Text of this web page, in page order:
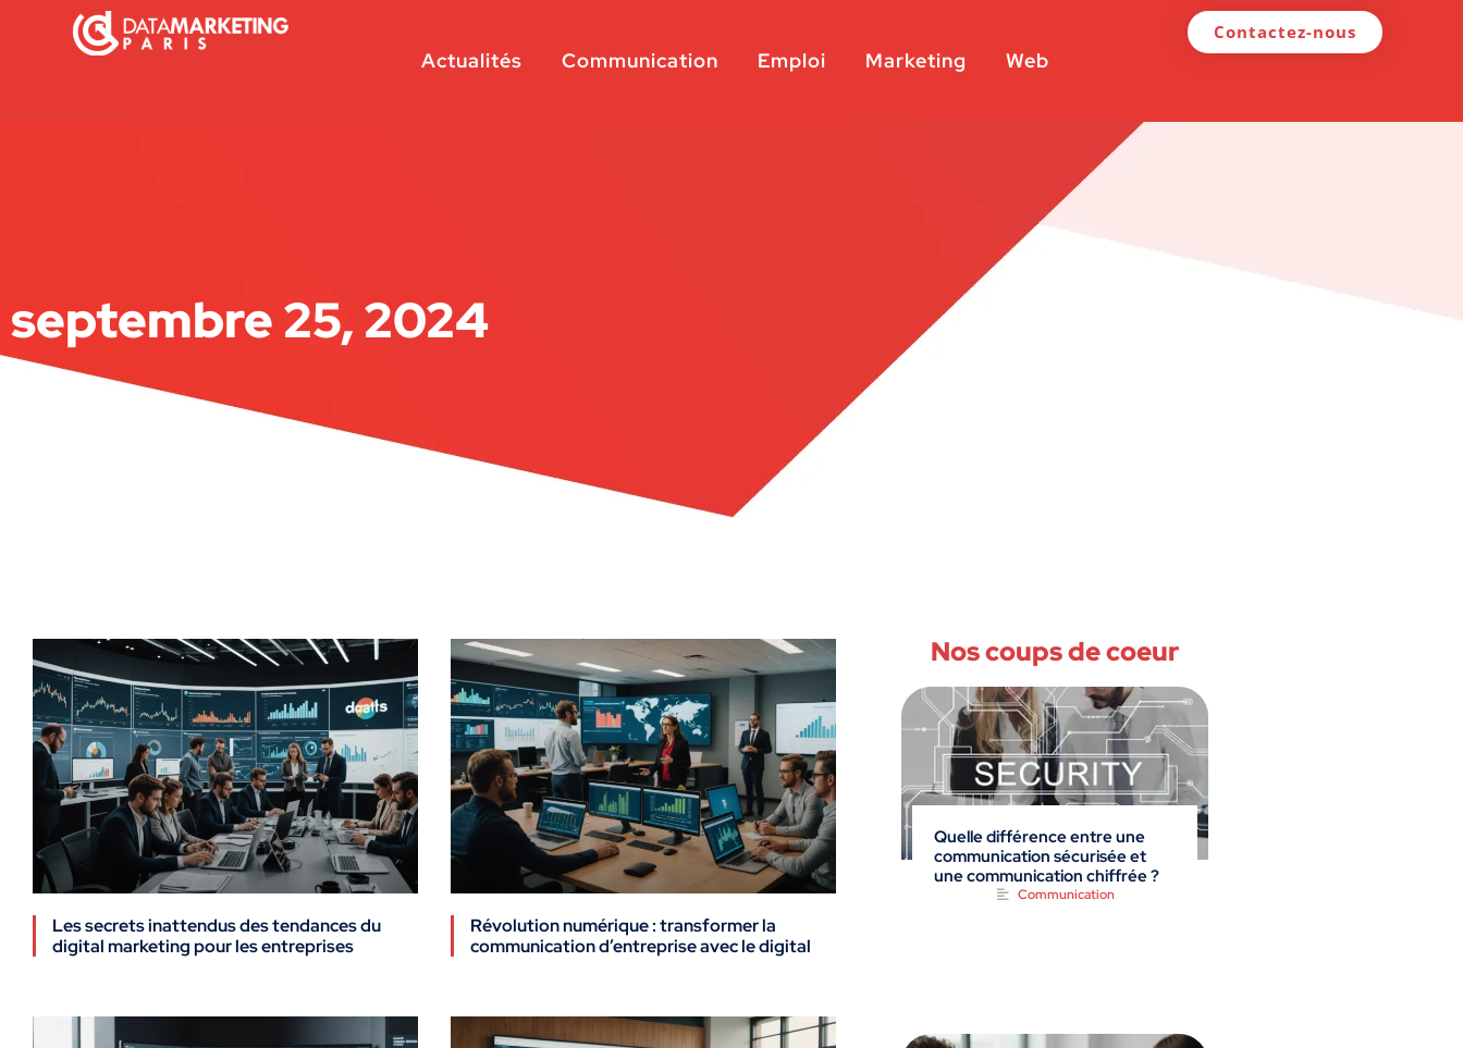
Actualités Communication Emploi Marketing Web
Contactez-nous
septembre 25, 2024
Les secrets inattendus des tendances du
digital marketing pour les entreprises
Révolution numérique : transformer la
communication d’entreprise avec le digital
Nos coups de coeur
Quelle différence entre une
communication sécurisée et
une communication chiffrée ?
Communication